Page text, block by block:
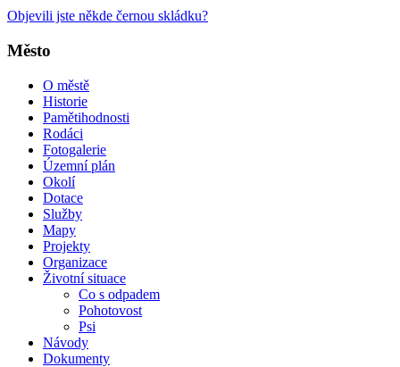
Objevili jste někde černou skládku?
Město
O městě
Historie
Pamětihodnosti
Rodáci
Fotogalerie
Územní plán
Okolí
Dotace
Služby
Mapy
Projekty
Organizace
Životní situace
Co s odpadem
Pohotovost
Psi
Návody
Dokumenty